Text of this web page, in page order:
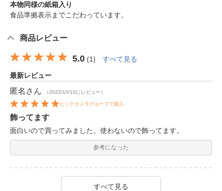
本物同様の紙箱入り
食品準拠表示までこだわっています。
商品レビュー
5.0 (1) すべて見る
最新レビュー
匿名 さん （2022/10/10にレビュー）
ビックカメラグループで購入
飾ってます
面白いので買ってみました。使わないので飾ってます。
参考になった
すべて見る